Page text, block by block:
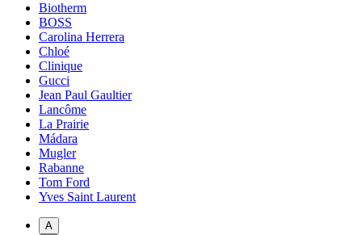
Biotherm
BOSS
Carolina Herrera
Chloé
Clinique
Gucci
Jean Paul Gaultier
Lancôme
La Prairie
Mádara
Mugler
Rabanne
Tom Ford
Yves Saint Laurent
A